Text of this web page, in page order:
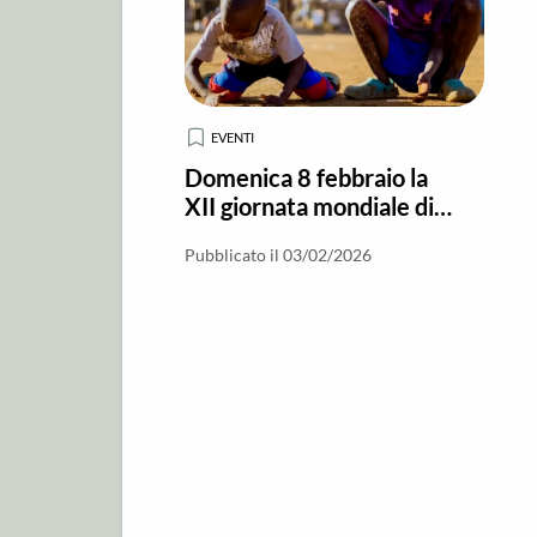
EVENTI
Domenica 8 febbraio la
XII giornata mondiale di
contro la tratta di
Pubblicato il 03/02/2026